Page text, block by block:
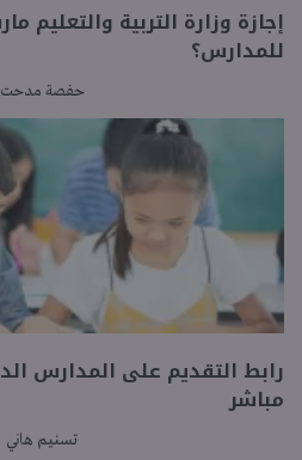
للمدارس؟
حفصة مدحت
مباشر
تسنيم هاني